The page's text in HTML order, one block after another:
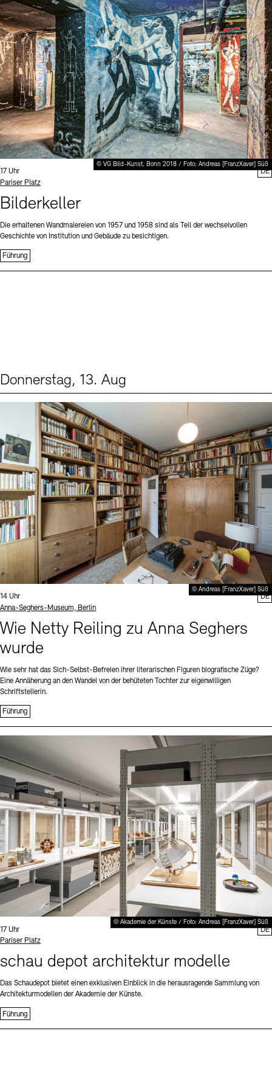
Stellenangebote Newsletter Presse
Nachhaltigkeit Kontakt
Digitale Sammlungen Exil-Archive
© VG Bild-Kunst, Bonn 2018 / Foto: Andreas [FranzXaver] Süß
Uhrzeit:
17 Uhr
Standort
Pariser Platz
Bilderkeller
Die erhaltenen Wandmalereien von 1957 und 1958 sind als Teil der wechselvollen
Geschichte von Institution und Gebäude zu besichtigen.
Führung
DE
Donnerstag, 13. Aug
© Andreas [FranzXaver] Süß
Uhrzeit:
14 Uhr
Standort
Anna-Seghers-Museum, Berlin
Wie Netty Reiling zu Anna Seghers
wurde
Wie sehr hat das Sich-Selbst-Befreien ihrer literarischen Figuren biografische Züge?
Eine Annäherung an den Wandel von der behüteten Tochter zur eigenwilligen
Schriftstellerin.
Führung
DE
© Akademie der Künste / Foto: Andreas [FranzXaver] Süß
Uhrzeit:
17 Uhr
Standort
Pariser Platz
schau depot architektur modelle
Das Schaudepot bietet einen exklusiven Einblick in die herausragende Sammlung von
Architekturmodellen der Akademie der Künste.
Führung
DE